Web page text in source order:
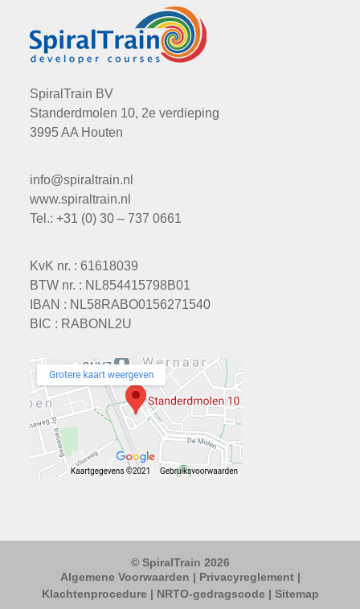
SpiralTrain BV
Standerdmolen 10, 2e verdieping
3995 AA Houten
info@spiraltrain.nl
www.spiraltrain.nl
Tel.: +31 (0) 30 – 737 0661
KvK nr. : 61618039
BTW nr. : NL854415798B01
IBAN : NL58RABO0156271540
BIC : RABONL2U
© SpiralTrain 2026
Algemene Voorwaarden | Privacyreglement|
Klachtenprocedure | NRTO-gedragscode | Sitemap